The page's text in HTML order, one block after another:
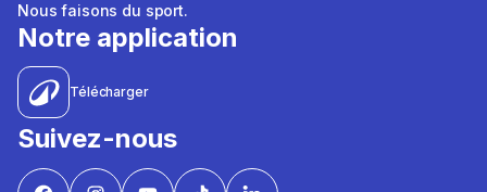
Nous faisons du sport.
Notre application
Télécharger
Suivez-nous